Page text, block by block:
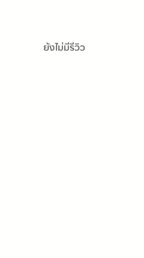
ยังไม่มีรีวิว